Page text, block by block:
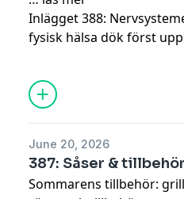
Inlägget388:
fysisk hälsa dök först
June 20, 2026
387: Såser &
Sommarens tillbehör: